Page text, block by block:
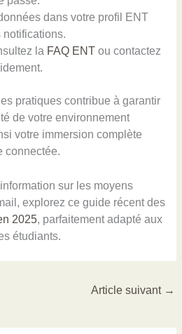
dans votre profil ENT
notifications.
la FAQ ENTou contactez
pratiques contribue à garantir
de votre environnement
votre immersion complète
connectée.
sur les moyens
explorez ce guide récent des
2025, parfaitement adapté aux
étudiants.
Article suivant →